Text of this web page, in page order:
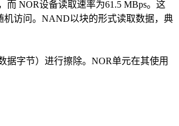
NOR设备读取速率为61.5 MBps。这
访问。NAND以块的形式读取数据，典
字节）进行擦除。NOR单元在其使用